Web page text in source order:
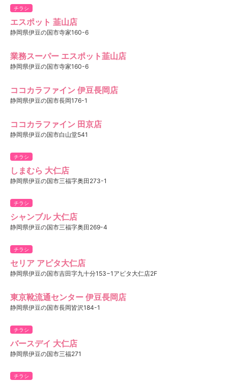
チラシ
エスポット 韮山店
静岡県伊豆の国市寺家160-6
業務スーパー エスポット韮山店
静岡県伊豆の国市寺家160-6
ココカラファイン 伊豆長岡店
静岡県伊豆の国市長岡176-1
ココカラファイン 田京店
静岡県伊豆の国市白山堂541
チラシ
しまむら 大仁店
静岡県伊豆の国市三福字奥田273-1
チラシ
シャンブル 大仁店
静岡県伊豆の国市三福字奥田269-4
チラシ
セリア アピタ大仁店
静岡県伊豆の国市吉田字九十分153−1アピタ大仁店2F
東京靴流通センター 伊豆長岡店
静岡県伊豆の国市長岡皆沢184-1
チラシ
バースデイ 大仁店
静岡県伊豆の国市三福271
チラシ